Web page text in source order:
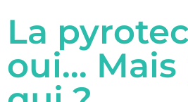
La
oui… Mais